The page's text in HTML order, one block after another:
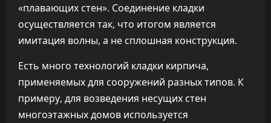
«плавающих стен». Соединение кладки
осуществляется так, что итогом является
имитация волны, а не сплошная конструкция.
Есть много технологий кладки кирпича,
применяемых для сооружений разных типов. К
примеру, для возведения несущих стен
многоэтажных домов используется